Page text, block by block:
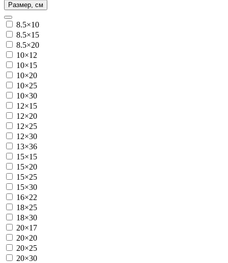
Размер, см
8.5×10
8.5×15
8.5×20
10×12
10×15
10×20
10×25
10×30
12×15
12×20
12×25
12×30
13×36
15×15
15×20
15×25
15×30
16×22
18×25
18×30
20×17
20×20
20×25
20×30